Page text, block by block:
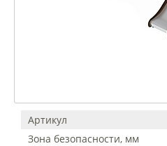
Артикул
Зона безопасности, мм